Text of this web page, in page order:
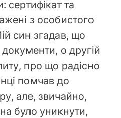
сертифікат та
з особистого
син згадав, що
о другій
про що радісно
помчав до
але, звичайно,
було уникнути,